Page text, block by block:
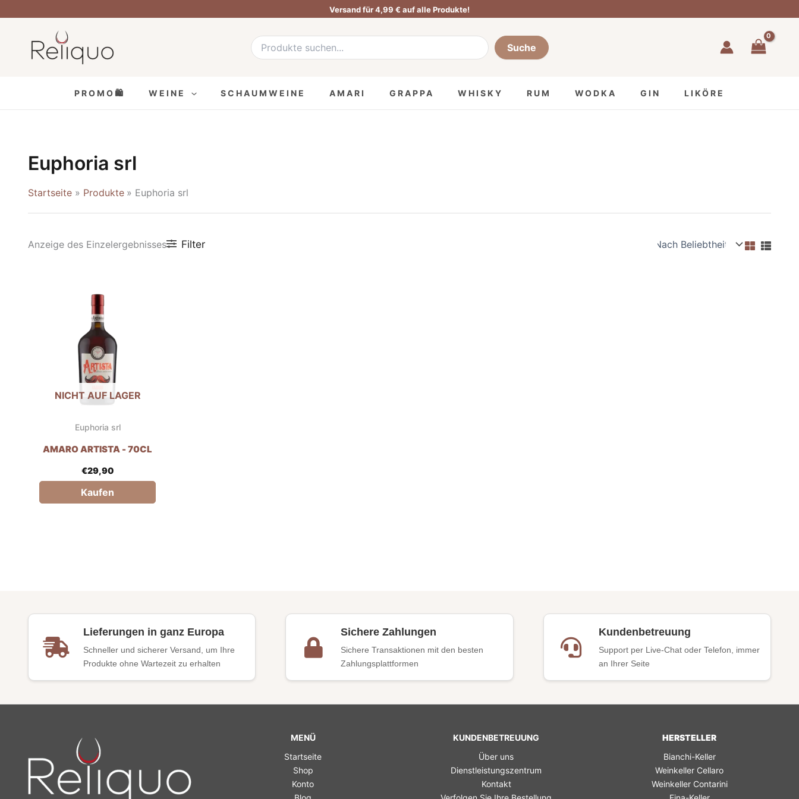
springen
Versand für 4,99 € auf alle Produkte!
nach:
Suche
PROMO🛍 WEINE SCHAUMWEINE AMARI GRAPPA WHISKY RUM WODKA GIN LIKÖRE
Euphoria srl
Startseite Produkte Euphoria srl
Anzeige des Einzelergebnisses Filter
NICHT AUF LAGER
Euphoria srl
AMARO ARTISTA - 70CL
€29,90
Kaufen
Lieferungen in ganz Europa
Schneller und sicherer Versand, um Ihre
Produkte ohne Wartezeit zu erhalten
Sichere Zahlungen
Sichere Transaktionen mit den besten
Zahlungsplattformen
Kundenbetreuung
Support per Live-Chat oder Telefon, immer
an Ihrer Seite
MENÜ
Startseite
Shop
Konto
KUNDENBETREUUNG
Über uns
Dienstleistungszentrum
Kontakt
HERSTELLER
Bianchi-Keller
Weinkeller Cellaro
Weinkeller Contarini